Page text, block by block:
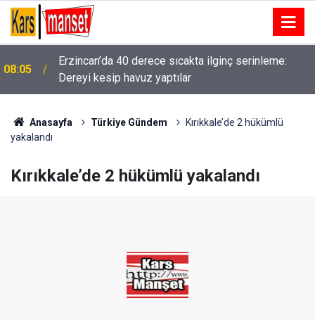
08:05
Erzincan’da 40 derece sıcakta ilginç serinleme:
Dereyi kesip havuz yaptılar
Anasayfa Türkiye Gündem
Kırıkkale’de 2 hükümlü
yakalandı
Kırıkkale’de 2 hükümlü yakalandı